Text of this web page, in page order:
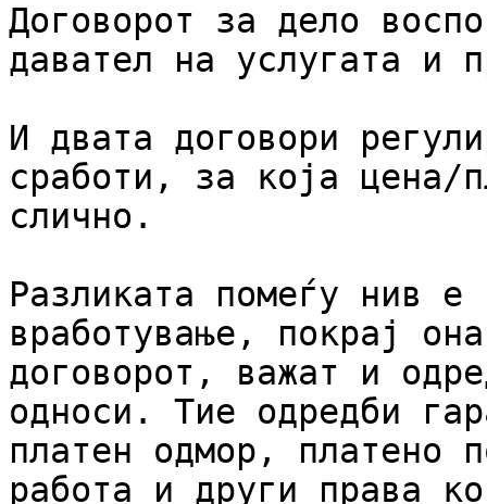
Договорот за дело
давател на услугата и
И двата договори
сработи, за која цена/
слично.
Разликата помеѓу нив
вработување, покрај
договорот, важат и
односи. Тие одредби
платен одмор, платено
работа и други права